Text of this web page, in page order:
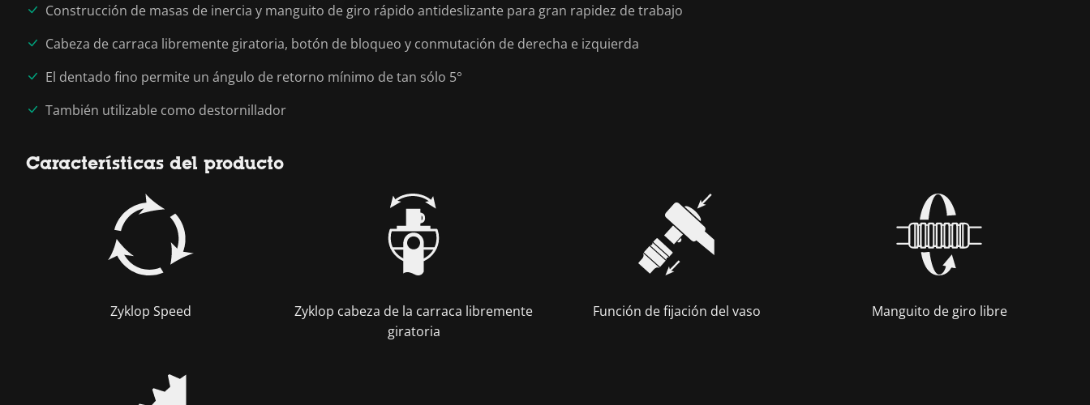
Construcción de masas de inercia y manguito de giro rápido antideslizante para gran rapidez de trabajo
Cabeza de carraca libremente giratoria, botón de bloqueo y conmutación de derecha e izquierda
El dentado fino permite un ángulo de retorno mínimo de tan sólo 5°
También utilizable como destornillador
Características del producto
Zyklop Speed
Zyklop cabeza de la carraca libremente
giratoria
Función de fijación del vaso Manguito de giro libre